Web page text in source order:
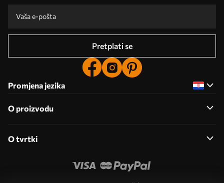
Pretplati se
Promjena jezika
O proizvodu
O tvrtki